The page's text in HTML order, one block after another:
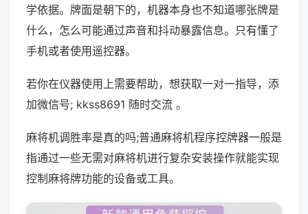
学依据。牌面是朝下的，机器本身也不知道哪张牌是
什么，怎么可能通过声音和抖动暴露信息。只有懂了
手机或者使用遥控器。
若你在仪器使用上需要帮助，想获取一对一指导，添
加微信号; kkss8691 随时交流 。
麻将机调胜率是真的吗;普通麻将机程序控牌器一般是
指通过一些无需对麻将机进行复杂安装操作就能实现
控制麻将牌功能的设备或工具。